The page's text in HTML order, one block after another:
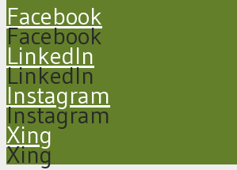
Facebook
Facebook
LinkedIn
LinkedIn
Instagram
Instagram
Xing
Xing